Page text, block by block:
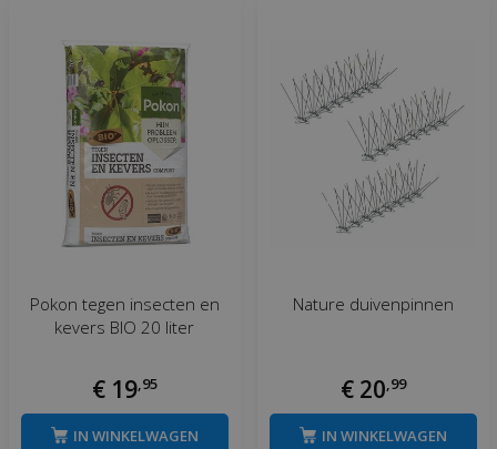
Pokon tegen insecten en
kevers BIO 20 liter
€ 19, 95
IN WINKELWAGEN
Nature duivenpinnen
€ 20 99
IN WINKELWAGEN